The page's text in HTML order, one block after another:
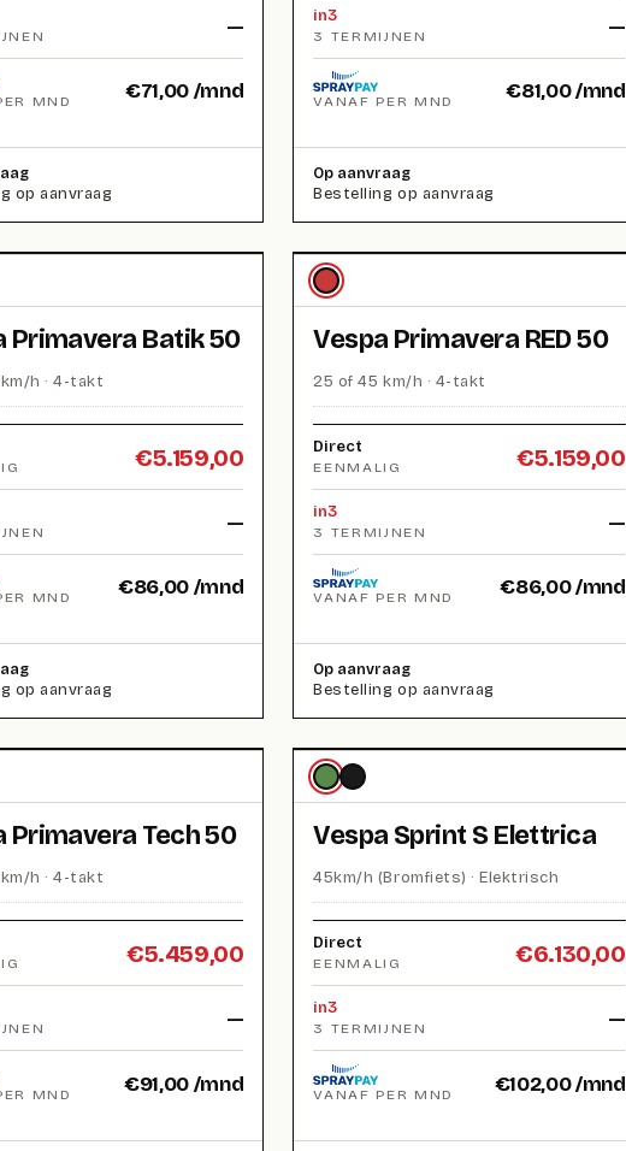
—
MND €71,00/mnd
op aanvraag
in3
3 TERMIJNEN —
VANAF PER MND €81,00/mnd
Op aanvraag
Bestelling op aanvraag
Primavera Batik 50
h · 4-takt
€5.159,00
—
MND €86,00/mnd
op aanvraag
Vespa Primavera RED 50
25 of 45 km/h · 4-takt
Direct
EENMALIG €5.159,00
in3
3 TERMIJNEN —
VANAF PER MND €86,00/mnd
Op aanvraag
Bestelling op aanvraag
Primavera Tech 50
h · 4-takt
€5.459,00
—
MND €91,00/mnd
Vespa Sprint S Elettrica
45km/h (Bromfiets) · Elektrisch
Direct
EENMALIG €6.130,00
in3
3 TERMIJNEN —
VANAF PER MND €102,00/mnd